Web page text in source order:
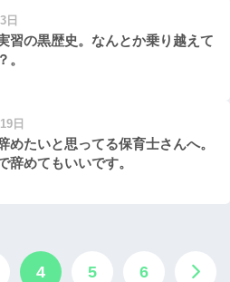
日
習の黒歴史。なんとか乗り越えて
。
日
めたいと思ってる保育士さんへ。
辞めてもいいです。
4 5 6